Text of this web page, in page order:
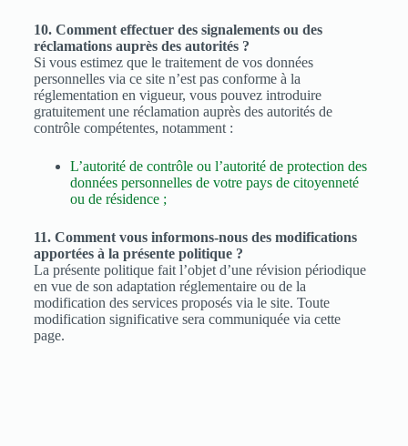
10. Comment effectuer des signalements ou des
réclamations auprès des autorités ?
Si vous estimez que le traitement de vos données
personnelles via ce site n’est pas conforme à la
réglementation en vigueur, vous pouvez introduire
gratuitement une réclamation auprès des autorités de
contrôle compétentes, notamment :
L’autorité de contrôle ou l’autorité de protection des
données personnelles de votre pays de citoyenneté
ou de résidence ;
11. Comment vous informons-nous des modifications
apportées à la présente politique ?
La présente politique fait l’objet d’une révision périodique
en vue de son adaptation réglementaire ou de la
modification des services proposés via le site. Toute
modification significative sera communiquée via cette
page.